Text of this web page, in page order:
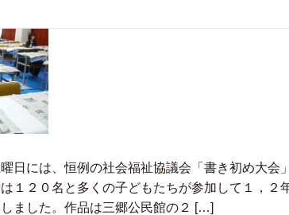
日には、恒例の社会福祉協議会「書き初め大会
１２０名と多くの子どもたちが参加して１，２
ました。作品は三郷公民館の２ […]